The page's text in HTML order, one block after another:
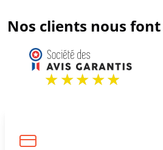
Nos clients nous